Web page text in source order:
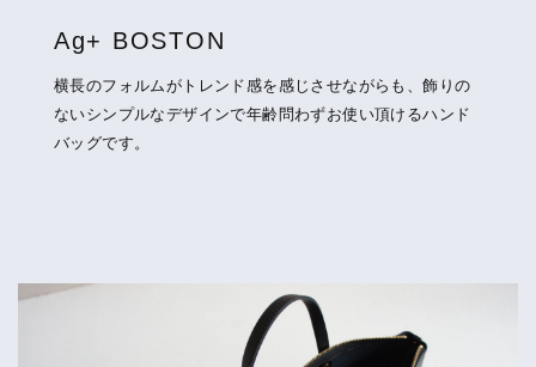
Ag+ BOSTON
横長のフォルムがトレンド感を感じさせながらも、飾りの
ないシンプルなデザインで年齢問わずお使い頂けるハンド
バッグです。